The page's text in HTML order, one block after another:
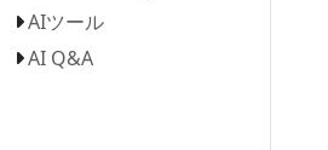
AIツール
AI Q&A